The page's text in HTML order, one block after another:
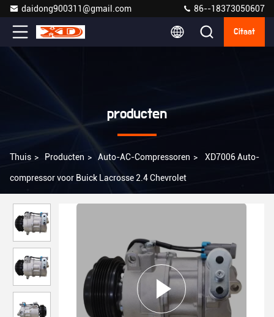
daidong900311@gmail.com 86--18373050607
Citaat
producten
Thuis > Producten > Auto-AC-Compressoren > XD7006 Auto-
compressor voor Buick Lacrosse 2.4 Chevrolet